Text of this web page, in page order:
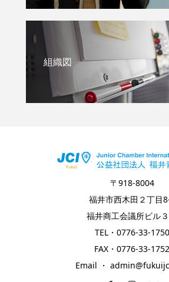
組織図
〒918-8004
福井市西木田２丁目
福井商工会議所ビル
TEL・0776-33-1750
FAX・0776-33-1752
Email ・